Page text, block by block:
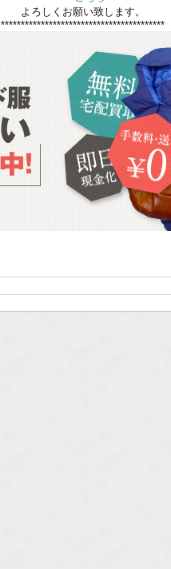
よろしくお願い致します。
*****************************************